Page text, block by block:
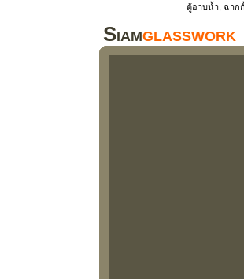
ตู้อาบน้ำ, ฉาก
Siamglasswork